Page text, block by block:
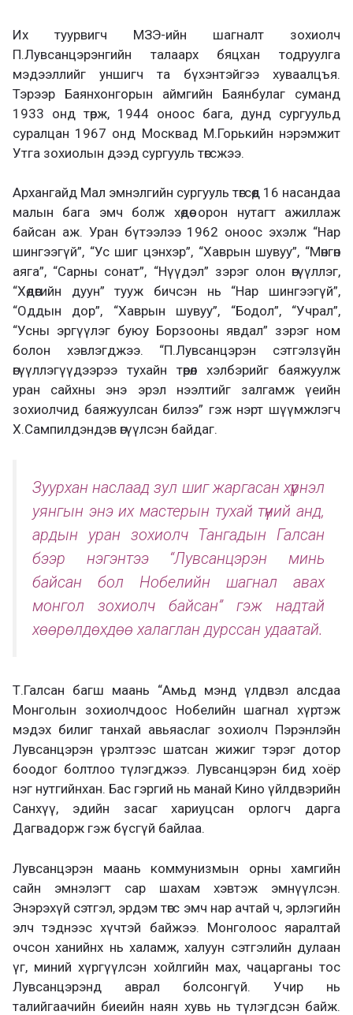
Их туурвигч МЗЭ-ийн шагналт зохиолч
П.Лувсанцэрэнгийн талаарх бяцхан тодруулга
мэдээллийг уншигч та бүхэнтэйгээ хуваалцъя.
Тэрээр Баянхонгорын аймгийн Баянбулаг суманд
1933 онд төрж, 1944 оноос бага, дунд сургуульд
суралцан 1967 онд Москвад М.Горькийн нэрэмжит
Утга зохиолын дээд сургууль төгсжээ.
Архангайд Мал эмнэлгийн сургууль төгсөөд 16 насандаа
малын бага эмч болж хөдөө орон нутагт ажиллаж
байсан аж. Уран бүтээлээ 1962 оноос эхэлж “Нар
шингээгүй”, “Ус шиг цэнхэр”, “Хаврын шувуу”, “Мөнгөн
аяга”, “Сарны сонат”, “Нүүдэл” зэрэг олон өгүүллэг,
“Хөдөөгийн дуун” тууж бичсэн нь “Нар шингээгүй”,
“Оддын дор”, “Хаврын шувуу”, “Бодол”, “Учрал”,
“Усны эргүүлэг буюу Борзооны явдал” зэрэг ном
болон хэвлэгджээ. “П.Лувсанцэрэн сэтгэлзүйн
өгүүллэгүүдээрээ тухайн төрөл хэлбэрийг баяжуулж
уран сайхны энэ эрэл нээлтийг залгамж үеийн
зохиолчид баяжуулсан билээ” гэж нэрт шүүмжлэгч
Х.Сампилдэндэв өгүүлсэн байдаг.
Зуурхан наслаад зул шиг жаргасан хүүрнэл
уянгын энэ их мастерын тухай түүний анд,
ардын уран зохиолч Тангадын Галсан
бээр нэгэнтээ “Лувсанцэрэн минь
байсан бол Нобелийн шагнал авах
монгол зохиолч байсан” гэж надтай
хөөрөлдөхдөө халаглан дурссан удаатай.
Т.Галсан багш маань “Амьд мэнд үлдвэл алсдаа
Монголын зохиолчдоос Нобелийн шагнал хүртэж
мэдэх билиг танхай авьяаслаг зохиолч Пэрэнлэйн
Лувсанцэрэн үрэлтээс шатсан жижиг тэрэг дотор
боодог болтлоо түлэгджээ. Лувсанцэрэн бид хоёр
нэг нутгийнхан. Бас гэргий нь манай Кино үйлдвэрийн
Санхүү, эдийн засаг хариуцсан орлогч дарга
Дагвадорж гэж бүсгүй байлаа.
Лувсанцэрэн маань коммунизмын орны хамгийн
сайн эмнэлэгт сар шахам хэвтэж эмнүүлсэн.
Энэрэхүй сэтгэл, эрдэм төгс эмч нар ачтай ч, эрлэгийн
элч тэднээс хүчтэй байжээ. Монголоос яаралтай
очсон ханийнх нь халамж, халуун сэтгэлийн дулаан
үг, миний хүргүүлсэн хойлгийн мах, чацарганы тос
Лувсанцэрэнд аврал болсонгүй. Учир нь
талийгаачийн биеийн наян хувь нь түлэгдсэн байж.